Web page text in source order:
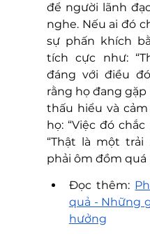
để người lãnh
nghe. Nếu ai đó
sự phấn khích
tích cực như:
đáng với điều
rằng họ đang
thấu hiểu và
họ: “Việc đó
“Thật là một
phải ôm đồm quá
Đọc thêm:
quả - Những
hưởng